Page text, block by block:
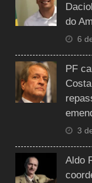
do
6
PF
3
Aldo